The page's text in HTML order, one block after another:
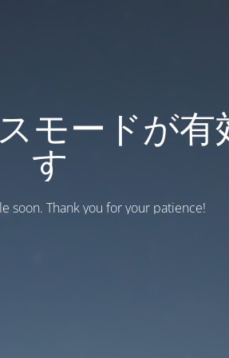
モードが有
す
soon. Thank you for your patience!